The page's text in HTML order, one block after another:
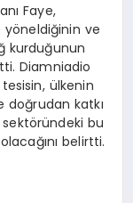
Faye,
yöneldiğinin ve
kurduğunun
Diamniadio
ülkenin
doğrudan katkı
sektöründeki bu
belirtti.